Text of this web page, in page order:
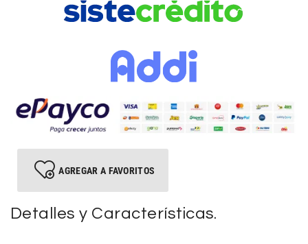
AGREGAR A FAVORITOS
Detalles y Características.